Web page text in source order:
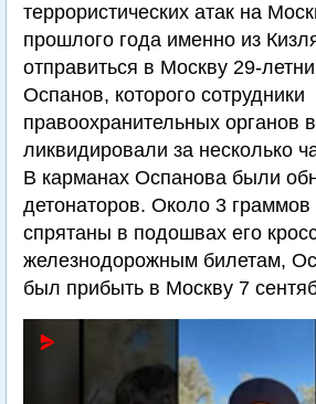
террористических атак на
прошлого года именно из
отправиться в Москву 29-
Оспанов, которого сотрудники
правоохранительных органов
ликвидировали за несколько
В карманах Оспанова были
детонаторов. Около 3
спрятаны в подошвах его
железнодорожным билетам,
был прибыть в Москву 7